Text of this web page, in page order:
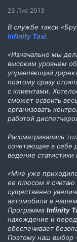
н
23 Лис 2013
В службе такси
Infinity Taxi.
«Изначально мы
высоким уровнем
управляющий
поэтому сразу
с клиентами.
сможет освоить
организовать
работой
Рассматривались
сочетающие в себе
ведение статистики
«Мне уже
ее плюсом я считаю
существенно
автомобили в
Программа Infinity
нахождение и
обеспечивает
Поэтому наш выбор